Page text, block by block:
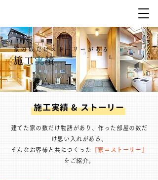
家の数だけストーリーがある
施工実績
施工実績 & ストーリー
建てた家の数だけ物語があり、作った部屋の数だ
け思い入れがある。
そんなお客様と共につくった
『家＝ストーリー』
をご紹介。